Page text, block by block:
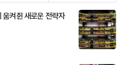
켜쥔 새로운 전략자